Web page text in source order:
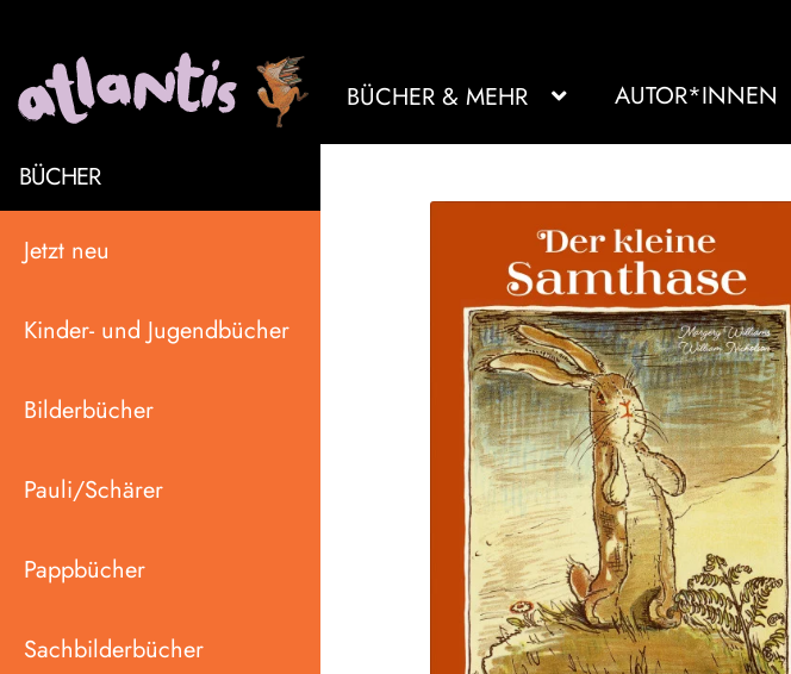
BÜCHER & MEHR AUTOR*INNEN
BÜCHER
Jetzt neu
Kinder- und Jugendbücher
Bilderbücher
Pauli/Schärer
Pappbücher
Sachbilderbücher